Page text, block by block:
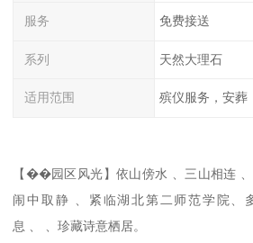
服务 免费接送
系列 天然大理石
适用范围 殡仪服务，安葬
【��园区风光】依山傍水 、三山相连 、
闹中取静 、紧临湖北第二师范学院、
息 、 、珍藏诗意栖居。